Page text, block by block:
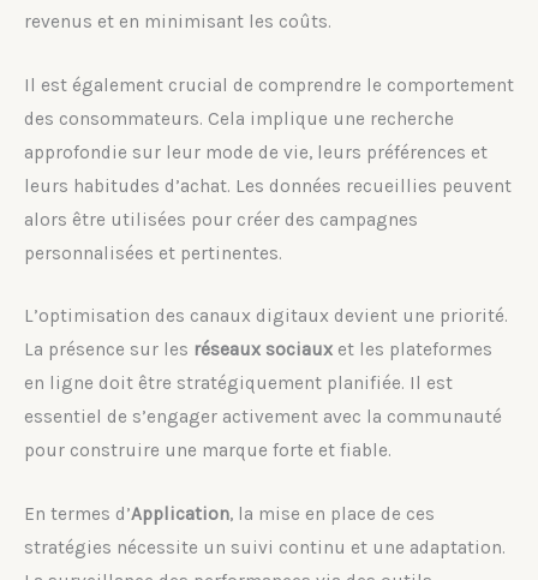
revenus et en minimisant les coûts.
Il est également crucial de comprendre le comportement
des consommateurs. Cela implique une recherche
approfondie sur leur mode de vie, leurs préférences et
leurs habitudes d’achat. Les données recueillies peuvent
alors être utilisées pour créer des campagnes
personnalisées et pertinentes.
L’optimisation des canaux digitaux devient une priorité.
La présence sur les réseaux sociaux et les plateformes
en ligne doit être stratégiquement planifiée. Il est
essentiel de s’engager activement avec la communauté
pour construire une marque forte et fiable.
En termes d’Application, la mise en place de ces
stratégies nécessite un suivi continu et une adaptation.